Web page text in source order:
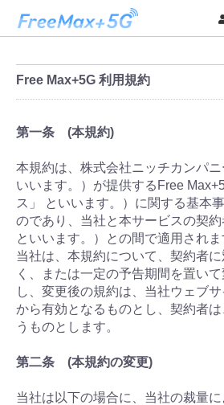
Free Max+5G 利用規約
第一条 (本規約)
本規約は、株式会社ニッチカンパ
いいます。）が提供するFree
ス」 といいます。）に関する基本
のであり、当社と本サービスの契約
といいます。）との間で適用されま
当社は、本規約について、契約者
く、または一定の予告期間を置い
し、変更後の規約は、当社ウェブ
から有効となるものとし、契約者
うものとします。
第二条 (本規約の変更)
当社は以下の場合に、当社の裁量